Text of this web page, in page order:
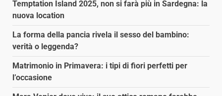
Temptation Island 2025, non si farà più in Sardegna: la
nuova location
La forma della pancia rivela il sesso del bambino:
verità o leggenda?
Matrimonio in Primavera: i tipi di fiori perfetti per
l’occasione